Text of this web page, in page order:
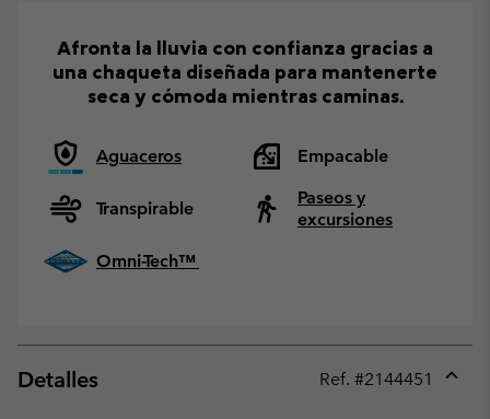
Afronta la lluvia con confianza gracias a
una chaqueta diseñada para mantenerte
seca y cómoda mientras caminas.
Aguaceros Empacable
Transpirable
Paseos y
excursiones
Omni-Tech™
Detalles Ref. #2144451